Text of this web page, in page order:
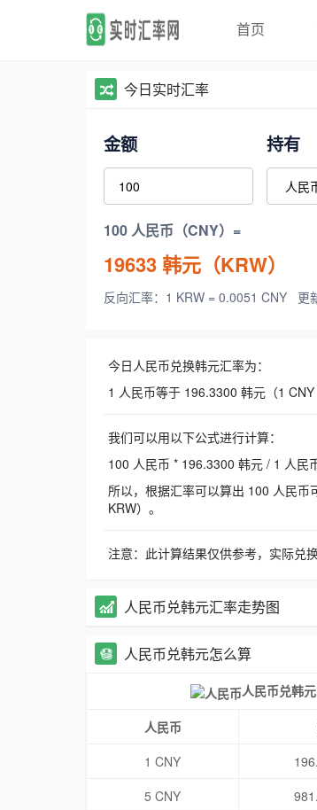
首页
今日实时汇率
金额 持有
100 人民币（CNY）=
19633韩元（KRW）
反向汇率：1 KRW = 0.0051 CNY 更
今日人民币兑换韩元汇率为：
1 人民币等于 196.3300 韩元（1
我们可以用以下公式进行计算：
100 人民币 * 196.3300 韩元 / 1 人民
所以，根据汇率可以算出 100 人民
KRW）。
注意：此计算结果仅供参考，实际兑
人民币兑韩元汇率走势图
人民币兑韩元怎么算
人民币兑韩元
人民币
1 CNY
5 CNY